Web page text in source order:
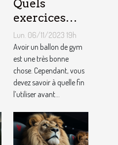
Quels
exercices
pouvez-vous
faire avec un
ballon de
gym ?
Lun. 06/11/2023 19h
Avoir un ballon de gym
est une très bonne
chose. Cependant, vous
devez savoir à quelle fin
l’utiliser avant...